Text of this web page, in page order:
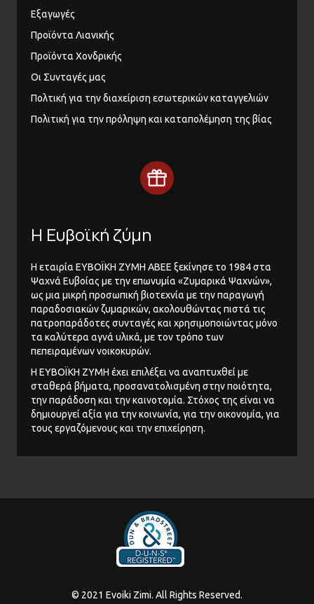
Εξαγωγές
Προϊόντα Λιανικής
Προϊόντα Χονδρικής
Οι Συνταγές μας
Πολτική για την διαχείριση εσωτερικών καταγγελιών
Πολιτική για την πρόληψη και καταπολέμηση της βίας
Η Ευβοϊκή ζύμη
Η εταιρία ΕΥΒΟΪΚΗ ΖΥΜΗ ΑΒΕΕ ξεκίνησε το 1984 στα
Ψαχνά Ευβοίας με την επωνυμία «Ζυμαρικά Ψαχνών»,
ως μια μικρή προσωπική βιοτεχνία με την παραγωγή
παραδοσιακών ζυμαρικών, ακολουθώντας πιστά τις
πατροπαράδοτες συνταγές και χρησιμοποιώντας μόνο
τα καλύτερα αγνά υλικά, με τον τρόπο των
πεπειραμένων νοικοκυρών.
Η ΕΥΒΟΪΚΗ ΖΥΜΗ έχει επιλέξει να αναπτυχθεί με
σταθερά βήματα, προσανατολισμένη στην ποιότητα,
την παράδοση και την καινοτομία. Στόχος της είναι να
δημιουργεί αξία για την κοινωνία, για την οικονομία, για
τους εργαζόμενους και την επιχείρηση.
© 2021 Evoiki Zimi. All Rights Reserved.